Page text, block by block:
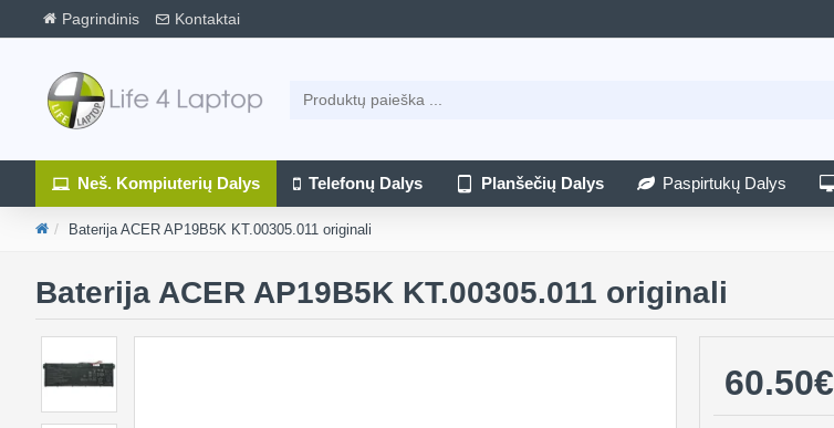
Pagrindinis Kontaktai
Neš. Kompiuterių Dalys Telefonų Dalys Planšečių Dalys Paspirtukų Dalys
Baterija ACER AP19B5K KT.00305.011 originali
Baterija ACER AP19B5K KT.00305.011 originali
60.50€